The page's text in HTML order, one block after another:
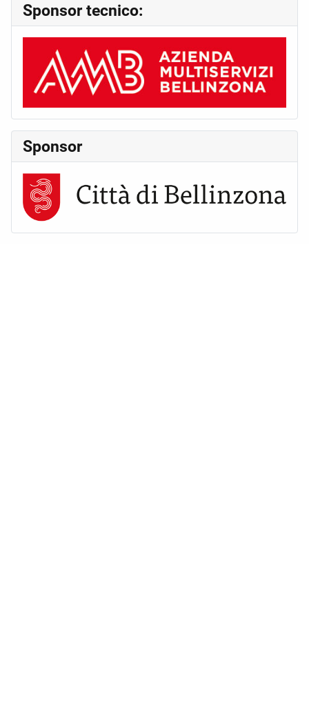
Sponsor tecnico:
Sponsor